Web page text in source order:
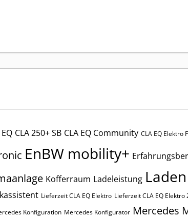
CLA 250+ SB CLA EQ Community CLA EQ Elektro
EnBW mobility+
Kofferraum Ladeleistung Laden
Lieferzeit CLA EQ Elektro Lieferzeit CLA EQ Elektro
Konfiguration Mercedes Konfigurator Mercedes